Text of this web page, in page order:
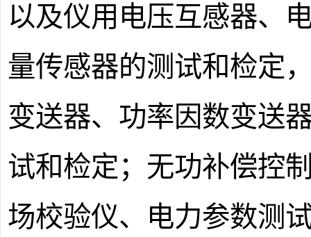
以及仪用电压互感器、
量传感器的测试和检定
变送器、功率因数变送
试和检定；无功补偿控
场校验仪、电力参数测